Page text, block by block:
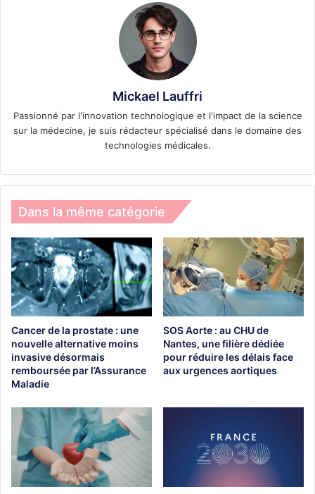
Mickael Lauffri
Passionné par l'innovation technologique et l'impact de la science
sur la médecine, je suis rédacteur spécialisé dans le domaine des
technologies médicales.
Dans la même catégorie
Cancer de la prostate : une
nouvelle alternative moins
invasive désormais
remboursée par l’Assurance
Maladie
SOS Aorte : au CHU de
Nantes, une filière dédiée
pour réduire les délais face
aux urgences aortiques